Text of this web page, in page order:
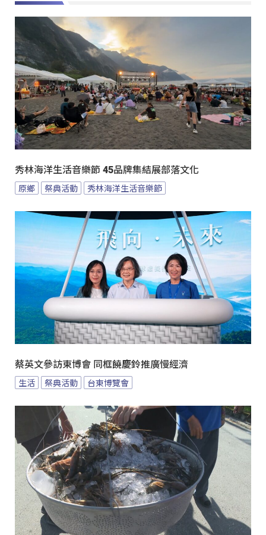
秀林海洋生活音樂節 45品牌集結展部落文化
原鄉 祭典活動 秀林海洋生活音樂節
蔡英文參訪東博會 同框饒慶鈴推廣慢經濟
生活 祭典活動 台東博覽會